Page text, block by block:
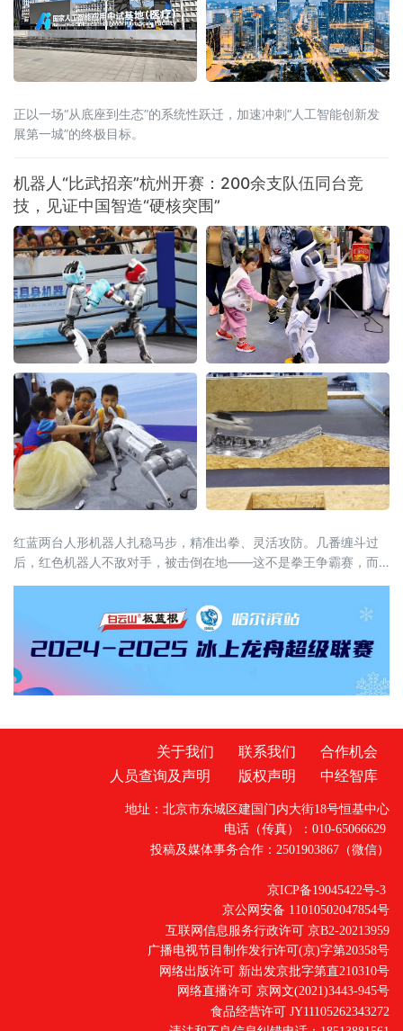
正以一场“从底座到生态”的系统性跃迁，加速冲刺“人工智能创新发
展第一城”的终极目标。
机器人“比武招亲”杭州开赛：200余支队伍同台竞
技，见证中国智造“硬核突围”
红蓝两台人形机器人扎稳马步，精准出拳、灵活攻防。几番缠斗过
后，红色机器人不敌对手，被击倒在地——这不是拳王争霸赛，而
关于我们 联系我们
合作机会
人员查询及声明
版权声明 中经智库
地址：北京市东城区建国门内大街18号恒基中心
电话（传真）：010-65066629
投稿及媒体事务合作：2501903867（微信）
京ICP备19045422号-3
京公网安备 11010502047854号
互联网信息服务行政许可 京B2-20213959
广播电视节目制作发行许可(京)字第20358号
网络出版许可 新出发京批字第直210310号
网络直播许可 京网文(2021)3443-945号
食品经营许可 JY11105262343272